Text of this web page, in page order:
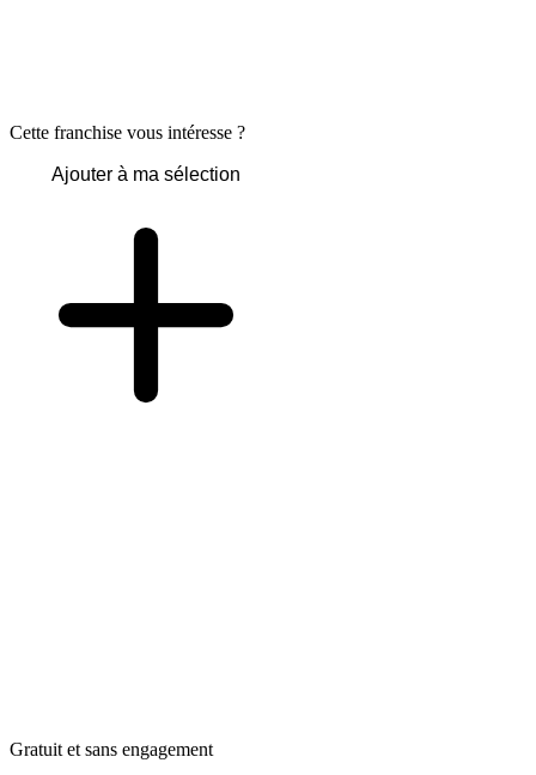
Cette franchise vous intéresse ?
Ajouter à ma sélection
Gratuit et sans engagement